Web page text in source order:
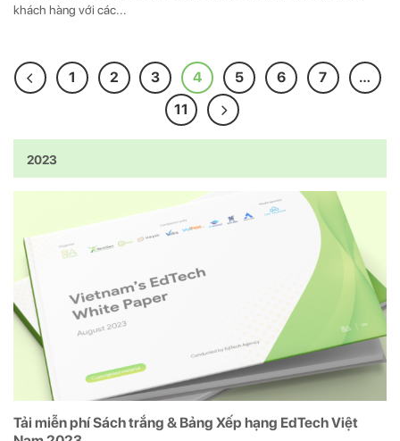
khách hàng với các...
1 2 3 4 5 6 7
…
11
2023
Tải miễn phí Sách trắng & Bảng Xếp hạng EdTech Việt